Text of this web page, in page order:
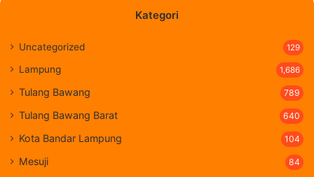
Kategori
Uncategorized 129
Lampung 1,686
Tulang Bawang 789
Tulang Bawang Barat 640
Kota Bandar Lampung 104
Mesuji 84